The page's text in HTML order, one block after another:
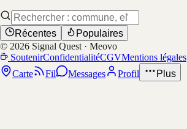
Récentes
Populaires
© 2026 Signal Quest · Meovo
SoutenirConfidentialitéCGVMentions légales
Carte
Fil Messages Profil Plus